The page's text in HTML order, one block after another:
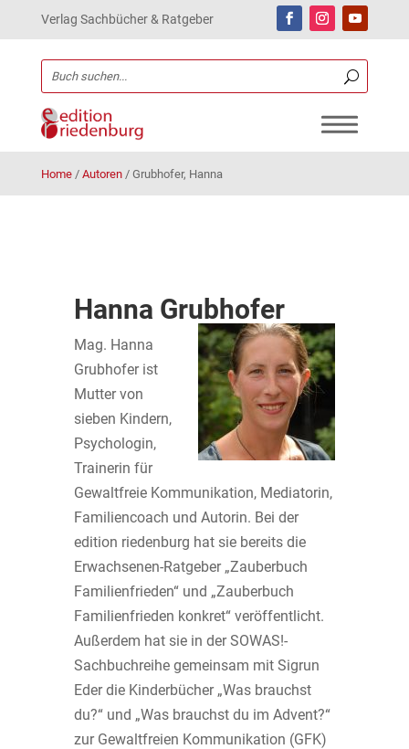
Verlag Sachbücher & Ratgeber
Home/ Autoren/ Grubhofer, Hanna
Hanna Grubhofer
Mag. Hanna
Grubhofer ist
Mutter von
sieben Kindern,
Psychologin,
Trainerin für
Gewaltfreie Kommunikation, Mediatorin,
Familiencoach und Autorin. Bei der
edition riedenburg hat sie bereits die
Erwachsenen-Ratgeber „Zauberbuch
Familienfrieden“ und „Zauberbuch
Familienfrieden konkret“ veröffentlicht.
Außerdem hat sie in der SOWAS!-
Sachbuchreihe gemeinsam mit Sigrun
Eder die Kinderbücher „Was brauchst
du?“ und „Was brauchst du im Advent?“
zur Gewaltfreien Kommunikation (GFK)